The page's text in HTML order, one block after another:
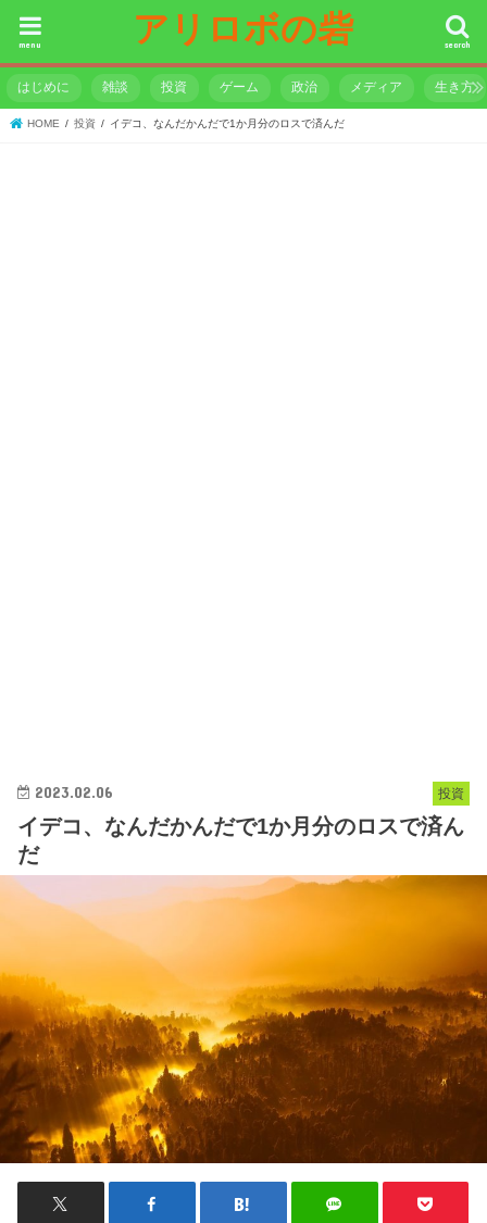
アリロボの砦 search
menu
はじめに 雑談 投資 ゲーム 政治 メディア 生き方
HOME 投資 イデコ、なんだかんだで1か月分のロスで済んだ
投資
2023.02.06
イデコ、なんだかんだで1か月分のロスで済ん
だ